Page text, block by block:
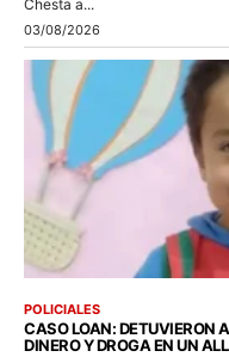
Chesta a...
03/08/2026
POLICIALES
CASO LOAN: DETUVIERON
DINERO Y DROGA EN UN